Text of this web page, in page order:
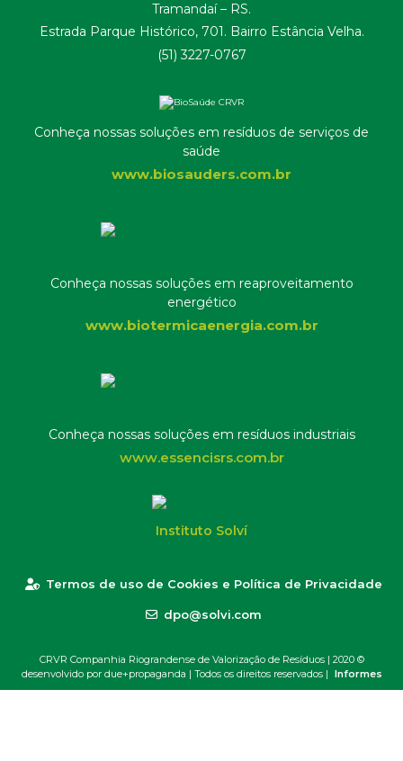
Tramandaí – RS.
Estrada Parque Histórico, 701. Bairro Estância Velha.
(51) 3227-0767
Conheça nossas soluções em resíduos de serviços de
saúde
www.biosauders.com.br
Conheça nossas soluções em reaproveitamento
energético
www.biotermicaenergia.com.br
Conheça nossas soluções em resíduos industriais
www.essencisrs.com.br
Instituto Solví
Termos de uso de Cookies e Política de Privacidade
dpo@solvi.com
CRVR Companhia Riograndense de Valorização de Resíduos | 2020 ©
desenvolvido por due+propaganda | Todos os direitos reservados | Informes